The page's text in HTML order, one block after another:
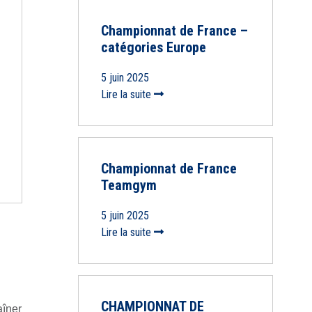
Championnat de France –
catégories Europe
5 juin 2025
Lire la suite
Championnat de France
Teamgym
5 juin 2025
Lire la suite
CHAMPIONNAT DE